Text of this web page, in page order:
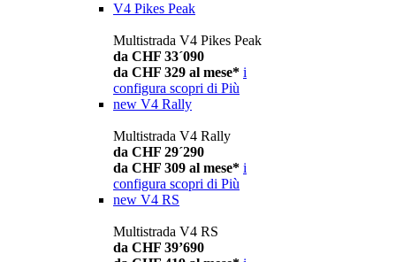
V4 Pikes Peak
Multistrada V4 Pikes Peak
da CHF 33´090
da CHF 329 al mese* i
configura scopri di Più
new V4 Rally
Multistrada V4 Rally
da CHF 29´290
da CHF 309 al mese* i
configura scopri di Più
new V4 RS
Multistrada V4 RS
da CHF 39’690